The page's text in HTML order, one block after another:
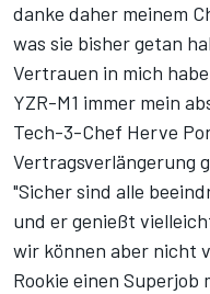
danke daher meinem
was sie bisher getan
Vertrauen in mich
YZR-M1 immer mein
Tech-3-Chef Herve
Vertragsverlängerung
"Sicher sind alle
und er genießt
wir können aber nicht
Rookie einen Superjob